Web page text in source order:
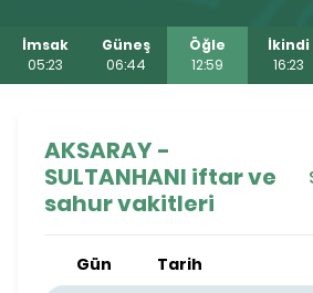
İmsak
05:23
Güneş
06:44
Öğle
12:59
İkindi
16:23
AKSARAY -
SULTANHANI iftar ve
sahur vakitleri
Gün Tarih